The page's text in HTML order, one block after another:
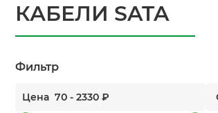
КАБЕЛИ SATA
Фильтр
Цена 70 - 2330 ₽